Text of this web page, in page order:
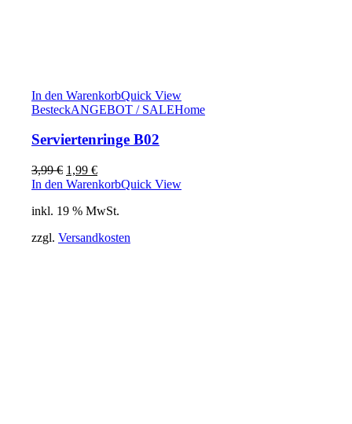
In den WarenkorbQuick View
BesteckANGEBOT / SALEHome
Serviertenringe B02
3,99€ Ursprünglicher
Preis
3,99 €
1,99 €Aktueller
Preis
1,99 €.
In den WarenkorbQuick View
inkl. 19 % MwSt.
zzgl. Versandkosten